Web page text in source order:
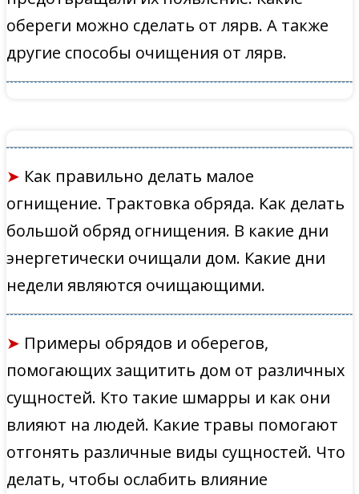
обереги можно сделать от лярв. А также
другие способы очищения от лярв.
➤ Как правильно делать малое
огнищение. Трактовка обряда. Как делать
большой обряд огнищения. В какие дни
энергетически очищали дом. Какие дни
недели являются очищающими.
➤ Примеры обрядов и оберегов,
помогающих защитить дом от различных
сущностей. Кто такие шмарры и как они
влияют на людей. Какие травы помогают
отгонять различные виды сущностей. Что
делать, чтобы ослабить влияние